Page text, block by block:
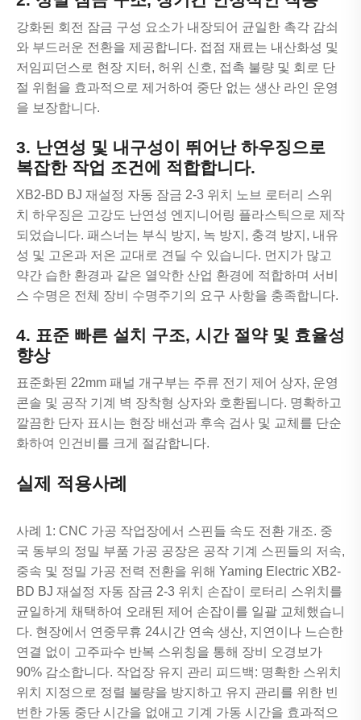
강화된 회전 잠금 구성 요소가 내장되어 균일한 촉각 감쇠
와 부드러운 전환을 제공합니다. 접점 재료는 내산화성 및
저임피던스로 현장 지터, 허위 신호, 접촉 불량 및 회로 단
절 위험을 효과적으로 제거하여 중단 없는 생산 라인 운영
을 보장합니다.
3. 난연성 및 내구성이 뛰어난 하우징으로
복잡한 작업 조건에 적합합니다.
XB2-BD BJ 재설정 자동 잠금 2-3 위치 노브 로터리 스위
치 하우징은 고강도 난연성 엔지니어링 플라스틱으로 제작
되었습니다. 패스너는 부식 방지, 녹 방지, 충격 방지, 내유
성 및 고온과 저온 교대로 견딜 수 있습니다. 먼지가 많고
약간 습한 환경과 같은 열악한 산업 환경에 적합하며 서비
스 수명은 전체 장비 수명주기의 요구 사항을 충족합니다.
4. 표준 빠른 설치 구조, 시간 절약 및 효율성
향상
표준화된 22mm 패널 개구부는 주류 전기 제어 상자, 운영
콘솔 및 공작 기계 벽 장착형 상자와 호환됩니다. 명확하고
깔끔한 단자 표시는 현장 배선과 후속 검사 및 교체를 단순
화하여 인건비를 크게 절감합니다.
실제 적용사례
사례 1: CNC 가공 작업장에서 스핀들 속도 전환 개조. 중
국 동부의 정밀 부품 가공 공장은 공작 기계 스핀들의 저속,
중속 및 정밀 가공 전력 전환을 위해 Yaming Electric XB2-
BD BJ 재설정 자동 잠금 2-3 위치 손잡이 로터리 스위치를
균일하게 채택하여 오래된 제어 손잡이를 일괄 교체했습니
다. 현장에서 연중무휴 24시간 연속 생산, 지연이나 느슨한
연결 없이 고주파수 반복 스위칭을 통해 장비 오경보가
90% 감소합니다. 작업장 유지 관리 피드백: 명확한 스위치
위치 지정으로 정렬 불량을 방지하고 유지 관리를 위한 빈
번한 가동 중단 시간을 없애고 기계 가동 시간을 효과적으